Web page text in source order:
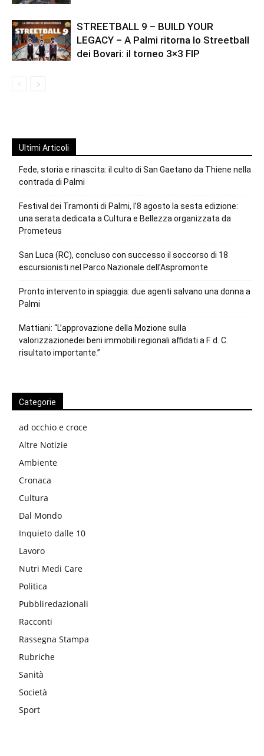
STREETBALL 9 – BUILD YOUR
LEGACY – A Palmi ritorna lo Streetball
dei Bovari: il torneo 3×3 FIP
Ultimi Articoli
Fede, storia e rinascita: il culto di San Gaetano da Thiene nella
contrada di Palmi
Festival dei Tramonti di Palmi, l’8 agosto la sesta edizione:
una serata dedicata a Cultura e Bellezza organizzata da
Prometeus
San Luca (RC), concluso con successo il soccorso di 18
escursionisti nel Parco Nazionale dell’Aspromonte
Pronto intervento in spiaggia: due agenti salvano una donna a
Palmi
Mattiani: “L’approvazione della Mozione sulla
valorizzazionedei beni immobili regionali affidati a F. d. C.
risultato importante.”
Categorie
ad occhio e croce
Altre Notizie
Ambiente
Cronaca
Cultura
Dal Mondo
Inquieto dalle 10
Lavoro
Nutri Medi Care
Politica
Pubbliredazionali
Racconti
Rassegna Stampa
Rubriche
Sanità
Società
Sport